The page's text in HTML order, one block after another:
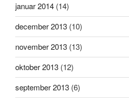
januar 2014 (14)
december 2013 (10)
november 2013 (13)
oktober 2013 (12)
september 2013 (6)